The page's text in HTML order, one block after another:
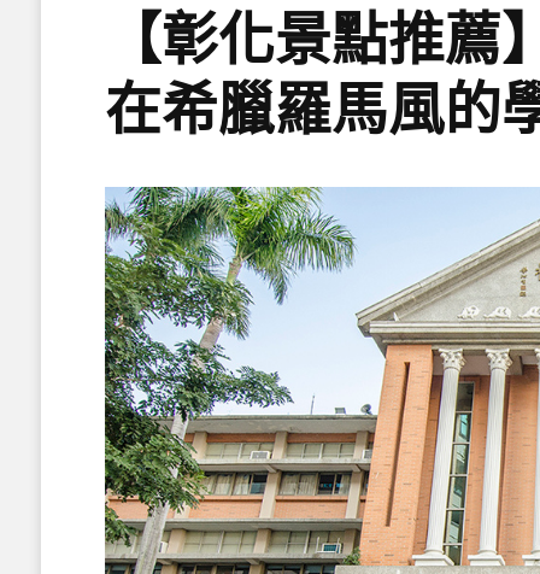
【彰化景點推
在希臘羅馬風的